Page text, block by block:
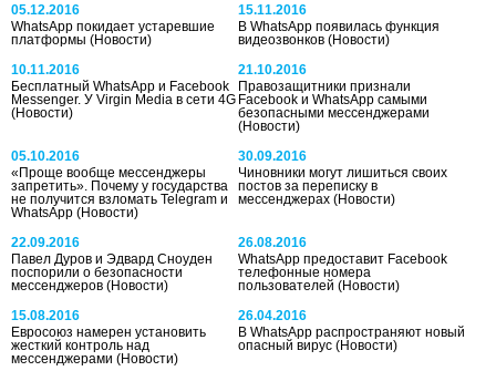
05.12.2016
WhatsApp покидает устаревшие
платформы (Новости)
15.11.2016
В WhatsApp появилась функция
видеозвонков(Новости)
10.11.2016
Бесплатный WhatsApp и Facebook
Messenger. У Virgin Media в сети 4G
(Новости)
21.10.2016
Правозащитники признали
Facebook и WhatsApp самыми
безопасными мессенджерами
(Новости)
05.10.2016
«Проще вообще мессенджеры
запретить». Почему у государства
не получится взломать Telegram и
WhatsApp (Новости)
30.09.2016
Чиновники могут лишиться своих
постов за переписку в
мессенджерах(Новости)
22.09.2016
Павел Дуров и Эдвард Сноуден
поспорили о безопасности
мессенджеров (Новости)
26.08.2016
WhatsApp предоставит Facebook
телефонные номера
пользователей(Новости)
15.08.2016
Евросоюз намерен установить
жесткий контроль над
мессенджерами (Новости)
26.04.2016
В WhatsApp распространяют новый
опасный вирус(Новости)